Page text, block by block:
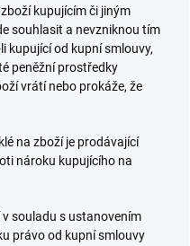
kupujícím či jiným
souhlasit a nevzniknou tím
kupující od kupní smlouvy,
peněžní prostředky
vrátí nebo prokáže, že
na zboží je prodávající
nároku kupujícího na
souladu s ustanovením
právo od kupní smlouvy